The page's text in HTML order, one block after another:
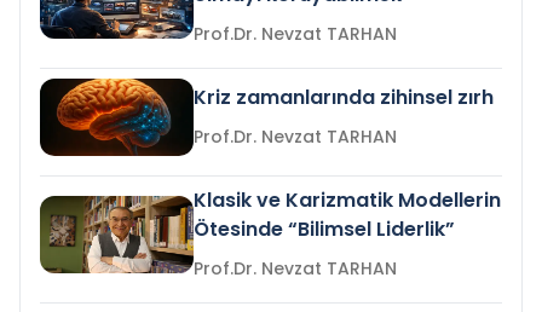
Prof.Dr. Nevzat TARHAN
Kriz zamanlarında zihinsel zırh
Prof.Dr. Nevzat TARHAN
Klasik ve Karizmatik Modellerin
Ötesinde “Bilimsel Liderlik”
Prof.Dr. Nevzat TARHAN